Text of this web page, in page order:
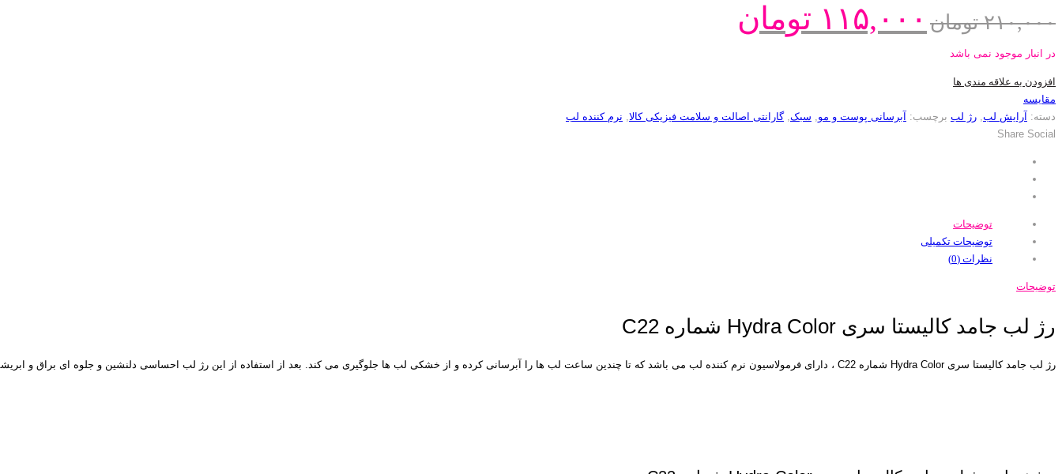
۲۱۰,۰۰۰ تومان ۱۱۵,۰۰۰ تومان
در انبار موجود نمی باشد
افزودن به علاقه مندی ها
مقایسه
دسته: آرایش لب, رژ لب برچسب: آبرسانی پوست و مو, سبک,گارانتی اصالت و سلامت فیزیکی کالا, نرم کننده لب
Share Social
توضیحات
توضیحات تکمیلی
نظرات (0)
توضیحات
رژ لب جامد کالیستا سری Hydra Color شماره C22
رژ لب جامد کالیستا سری Hydra Color شماره C22 ، دارای فرمولاسیون نرم کننده لب می باشد که تا چندین ساعت لب ها را آبرسانی کرده و از خشکی لب ها جلوگیری می کند. بعد از استفاده از این رژ لب احساسی دلنشین و جلوه ای براق و ابریشمی بر روی لب به جا می گذارد.